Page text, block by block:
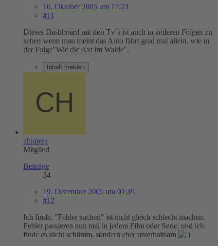
16. Oktober 2005 um 17:23
#11
Dieses Dashboard mit den Tv´s ist auch in anderen Folgen zu
sehen wenn man meint das Auto fährt grad mal allein, wie in
der Folge"Wie die Axt im Walde".
Inhalt melden
chimera
Mitglied
Beiträge
34
19. Dezember 2005 um 01:49
#12
Ich finde, "Fehler suchen" ist nicht gleich schlecht machen.
Fehler passieren nun mal in jedem Film oder Serie, und ich
finde es nicht schlimm, sondern eher unterhaltsam